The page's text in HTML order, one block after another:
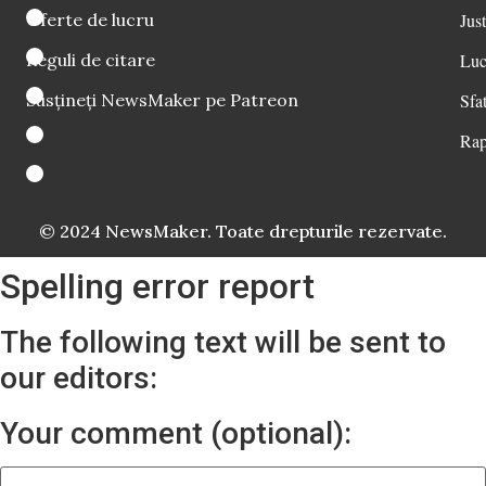
Oferte de lucru
Reguli de citare
Susțineți NewsMaker pe Patreon
© 2024 NewsMaker. Toate drepturile rezervate.
Spelling error report
The following text will be sent to
our editors:
Your comment (optional):